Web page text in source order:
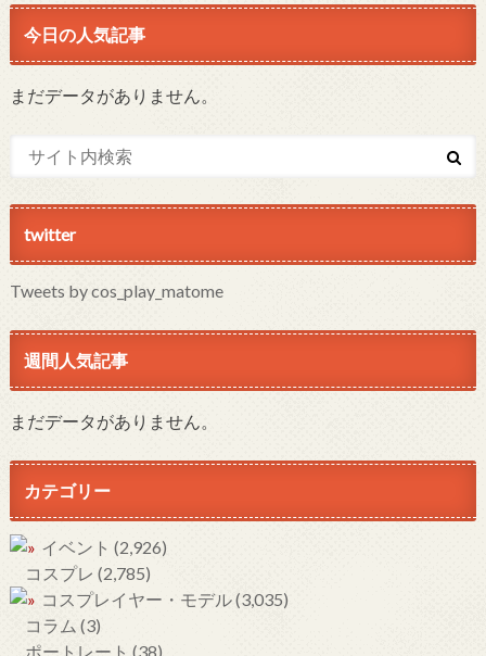
今日の人気記事
まだデータがありません。
twitter
Tweets by cos_play_matome
週間人気記事
まだデータがありません。
カテゴリー
イベント (2,926)
コスプレ (2,785)
コスプレイヤー・モデル(3,035)
コラム (3)
ポートレート (38)